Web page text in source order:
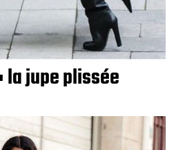
la jupe plissée